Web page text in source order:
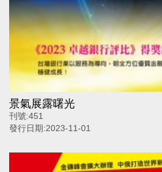
景氣展露曙光
刊號:451
發行日期:2023-11-01